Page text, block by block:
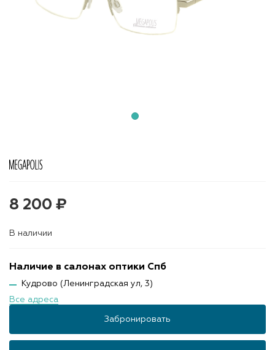
8 200 ₽
В наличии
Наличие в салонах оптики Спб
Кудрово (Ленинградская ул, 3)
Все адреса
Забронировать